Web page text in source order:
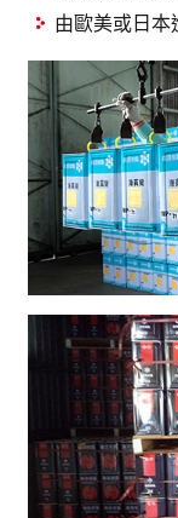
由歐美或日本